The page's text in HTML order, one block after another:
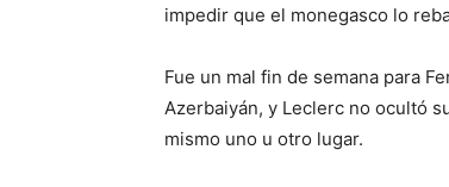
impedir que el monegasco lo
Fue un mal fin de semana para
Azerbaiyán, y Leclerc no ocultó
mismo uno u otro lugar.